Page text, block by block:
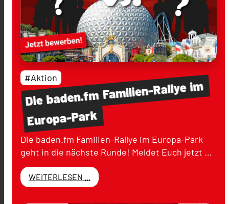
Diebaden.fmFamilien-Rallyeim
Europa-Park
#Aktion
Die baden.fm Familien-Rallye im Europa-Park
geht in die nächste Runde! Meldet Euch jetzt …
WEITERLESEN ...